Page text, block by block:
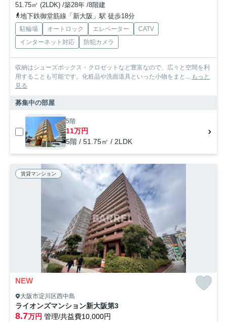
51.75㎡ (2LDK) /築28年 /8階建
地下鉄御堂筋線「新大阪」駅 徒歩18分
駐輪場 オートロック エレベーター
CATV
インターネット対応
防犯カメラ
収納はシューズボックス・クロゼットなど豊富なので、広々と空間を利
用することも可能です。化粧品や洗面道具といった小物をまと... もっと
見る
募集中の部屋
5階
11万円
5階 / 51.75㎡ / 2LDK
賃貸マンション
NEW
大阪市淀川区西中島
ライオンズマンション新大阪第3
8.7万円 管理/共益費10,000円